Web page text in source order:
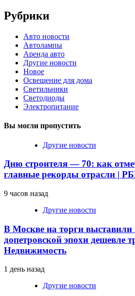
Рубрики
Авто новости
Автолампы
Аренда авто
Другие новости
Новое
Освещение для дома
Светильники
Светодиоды
Электропитание
Вы могли пропустить
Другие новости
Дню строителя — 70: как
главные рекорды отрасли |
9 часов назад
Другие новости
В Москве на торги
допетровской эпохи дешевле
Недвижимость
1 день назад
Другие новости